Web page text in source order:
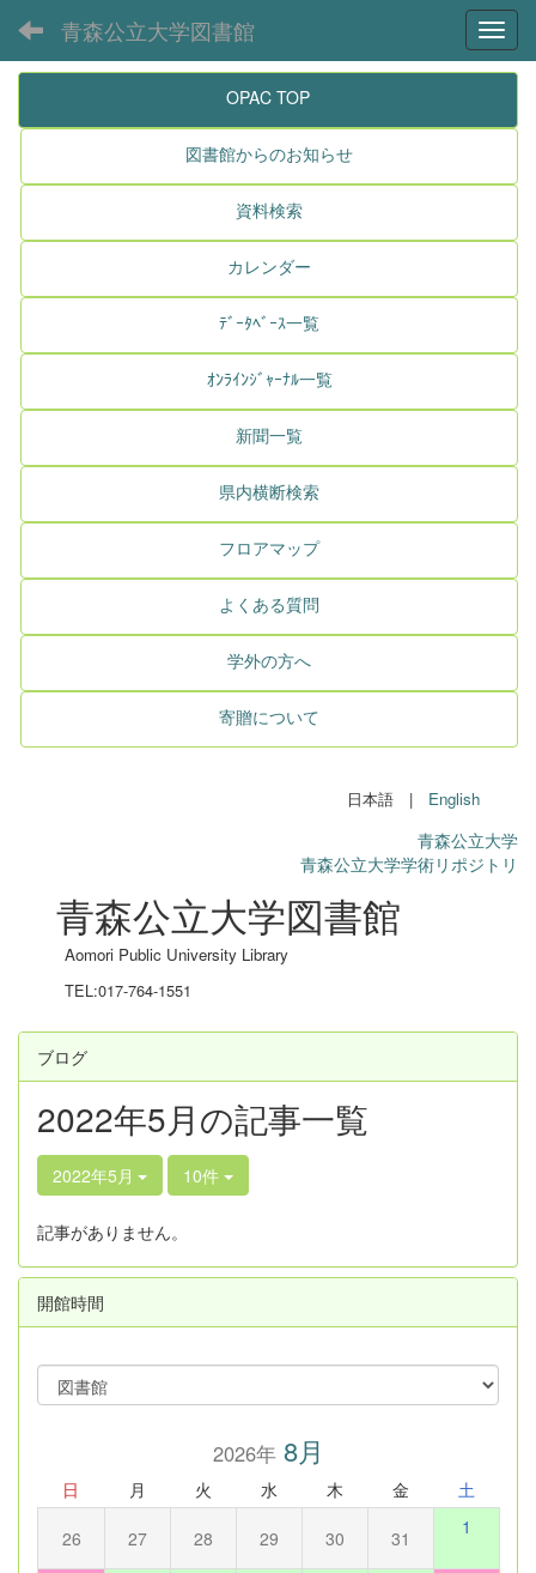
青森公立大学図書館
OPAC TOP
図書館からのお知らせ
資料検索
カレンダー
ﾃﾞｰﾀﾍﾞｰｽ一覧
ｵﾝﾗｲﾝｼﾞｬｰﾅﾙ一覧
新聞一覧
県内横断検索
フロアマップ
よくある質問
学外の方へ
寄贈について
日本語 | English
青森公立大学
青森公立大学学術リポジトリ
青森公立大学図書館
Aomori Public University Library
TEL:017-764-1551
ブログ
2022年5月の記事一覧
2022年5月 10件
記事がありません。
開館時間
2026年8月
日 月 火 水 木 金 土
26 27 28 29 30 31 1